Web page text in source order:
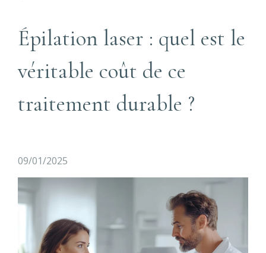
Épilation laser : quel est le
véritable coût de ce
traitement durable ?
09/01/2025